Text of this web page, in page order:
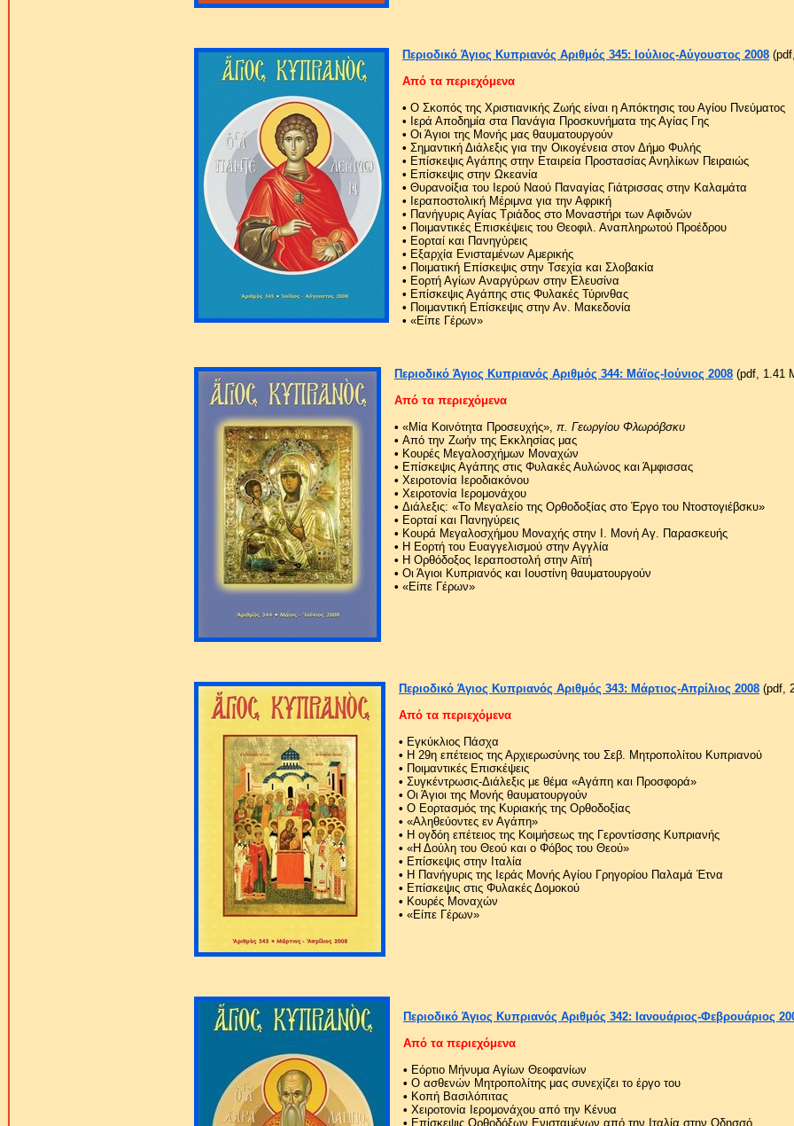
Περιοδικό Άγιος Κυπριανός Αριθμός 345: Ιούλιος-Αύγουστος 2008
Από τα περιεχόμενα
• Ο Σκοπός της Χριστιανικής Ζωής είναι η Απόκτησις του Αγίου Πνεύματος
• Ιερά Αποδημία στα Πανάγια Προσκυνήματα της Αγίας Γης
• Οι Άγιοι της Μονής μας θαυματουργούν
• Σημαντική Διάλεξις για την Οικογένεια στον Δήμο Φυλής
• Επίσκεψις Αγάπης στην Εταιρεία Προστασίας Ανηλίκων Πειραιώς
• Επίσκεψις στην Ωκεανία
• Θυρανοίξια του Ιερού Ναού Παναγίας Γιάτρισσας στην Καλαμάτα
• Ιεραποστολική Μέριμνα για την Αφρική
• Πανήγυρις Αγίας Τριάδος στο Μοναστήρι των Αφιδνών
• Ποιμαντικές Επισκέψεις του Θεοφιλ. Αναπληρωτού Προέδρου
• Εορταί και Πανηγύρεις
• Εξαρχία Ενισταμένων Αμερικής
• Ποιματική Επίσκεψις στην Τσεχία και Σλοβακία
• Εορτή Αγίων Αναργύρων στην Ελευσίνα
• Επίσκεψις Αγάπης στις Φυλακές Τύρινθας
• Ποιμαντική Επίσκεψις στην Αν. Μακεδονία
• «Είπε Γέρων»
Περιοδικό Άγιος Κυπριανός Αριθμός 344: Μάϊος-Ιούνιος 2008 (pdf, 1.41
Από τα περιεχόμενα
• «Μία Κοινότητα Προσευχής», π. Γεωργίου Φλωρόβσκυ
• Από την Ζωήν της Εκκλησίας μας
• Κουρές Μεγαλοσχήμων Μοναχών
• Επίσκεψις Αγάπης στις Φυλακές Αυλώνος και Άμφισσας
• Χειροτονία Ιεροδιακόνου
• Χειροτονία Ιερομονάχου
• Διάλεξις: «Το Μεγαλείο της Ορθοδοξίας στο Έργο του Ντοστογιέβσκυ»
• Εορταί και Πανηγύρεις
• Κουρά Μεγαλοσχήμου Μοναχής στην Ι. Μονή Αγ. Παρασκευής
• Η Εορτή του Ευαγγελισμού στην Αγγλία
• Η Ορθόδοξος Ιεραποστολή στην Αϊτή
• Οι Άγιοι Κυπριανός και Ιουστίνη θαυματουργούν
• «Είπε Γέρων»
Περιοδικό Άγιος Κυπριανός Αριθμός 343: Μάρτιος-Απρίλιος 2008 (pdf,
Από τα περιεχόμενα
• Εγκύκλιος Πάσχα
• Η 29η επέτειος της Αρχιερωσύνης του Σεβ. Μητροπολίτου Κυπριανού
• Ποιμαντικές Επισκέψεις
• Συγκέντρωσις-Διάλεξις με θέμα «Αγάπη και Προσφορά»
• Οι Άγιοι της Μονής θαυματουργούν
• Ο Εορτασμός της Κυριακής της Ορθοδοξίας
• «Αληθεύοντες εν Αγάπη»
• Η ογδόη επέτειος της Κοιμήσεως της Γεροντίσσης Κυπριανής
• «Η Δούλη του Θεού και ο Φόβος του Θεού»
• Επίσκεψις στην Ιταλία
• Η Πανήγυρις της Ιεράς Μονής Αγίου Γρηγορίου Παλαμά Έτνα
• Επίσκεψις στις Φυλακές Δομοκού
• Κουρές Μοναχών
• «Είπε Γέρων»
Περιοδικό Άγιος Κυπριανός Αριθμός 342: Ιανουάριος-Φεβρουάριος
Από τα περιεχόμενα
• Εόρτιο Μήνυμα Αγίων Θεοφανίων
• Ο ασθενών Μητροπολίτης μας συνεχίζει το έργο του
• Κοπή Βασιλόπιτας
• Χειροτονία Ιερομονάχου από την Κένυα
• Επίσκεψις Ορθοδόξων Ενισταμένων από την Ιταλία στην Οδησσό